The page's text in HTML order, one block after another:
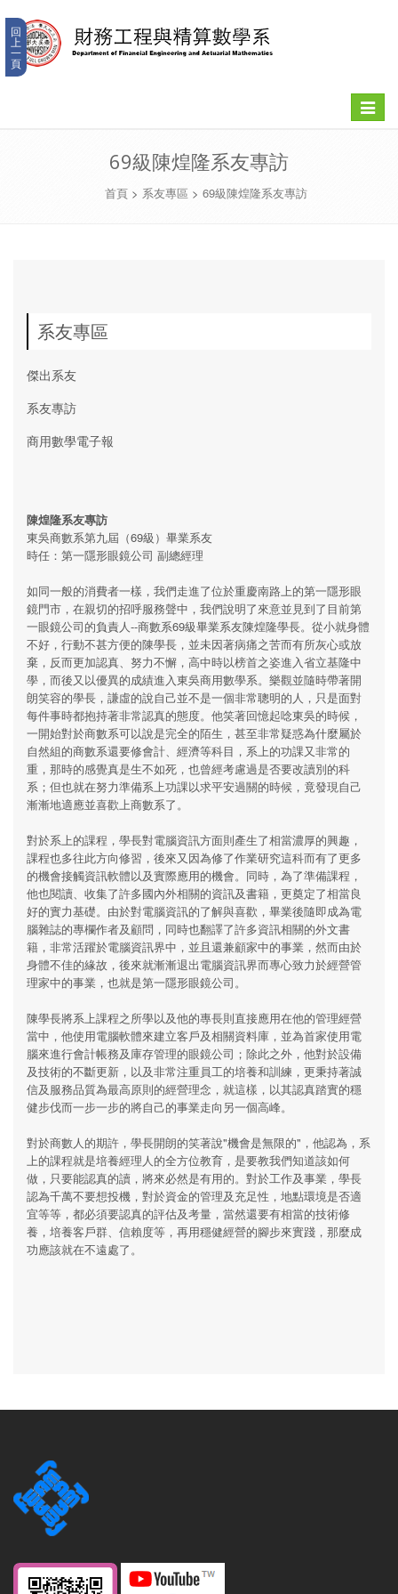
回
上
一
頁
Toggle
69級陳煌隆系友專訪
首頁> 系友專區 > 69級陳煌隆系友專訪
系友專區
傑出系友
系友專訪
商用數學電子報
陳煌隆系友專訪
東吳商數系第九屆（69級）畢業系友
時任：第一隱形眼鏡公司 副總經理
如同一般的消費者一樣，我們走進了位於重慶南路上的第一隱形眼
鏡門市，在親切的招呼服務聲中，我們說明了來意並見到了目前第
一眼鏡公司的負責人--商數系69級畢業系友陳煌隆學長。從小就身體
不好，行動不甚方便的陳學長，並未因著病痛之苦而有所灰心或放
棄，反而更加認真、努力不懈，高中時以榜首之姿進入省立基隆中
學，而後又以優異的成績進入東吳商用數學系。樂觀並隨時帶著開
朗笑容的學長，謙虛的說自己並不是一個非常聰明的人，只是面對
每件事時都抱持著非常認真的態度。他笑著回憶起唸東吳的時候，
一開始對於商數系可以說是完全的陌生，甚至非常疑惑為什麼屬於
自然組的商數系還要修會計、經濟等科目，系上的功課又非常的
重，那時的感覺真是生不如死，也曾經考慮過是否要改讀別的科
系；但也就在努力準備系上功課以求平安過關的時候，竟發現自己
漸漸地適應並喜歡上商數系了。
對於系上的課程，學長對電腦資訊方面則產生了相當濃厚的興趣，
課程也多往此方向修習，後來又因為修了作業研究這科而有了更多
的機會接觸資訊軟體以及實際應用的機會。同時，為了準備課程，
他也閱讀、收集了許多國內外相關的資訊及書籍，更奠定了相當良
好的實力基礎。由於對電腦資訊的了解與喜歡，畢業後隨即成為電
腦雜誌的專欄作者及顧問，同時也翻譯了許多資訊相關的外文書
籍，非常活躍於電腦資訊界中，並且還兼顧家中的事業，然而由於
身體不佳的緣故，後來就漸漸退出電腦資訊界而專心致力於經營管
理家中的事業，也就是第一隱形眼鏡公司。
陳學長將系上課程之所學以及他的專長則直接應用在他的管理經營
當中，他使用電腦軟體來建立客戶及相關資料庫，並為首家使用電
腦來進行會計帳務及庫存管理的眼鏡公司；除此之外，他對於設備
及技術的不斷更新，以及非常注重員工的培養和訓練，更秉持著誠
信及服務品質為最高原則的經營理念，就這樣，以其認真踏實的穩
健步伐而一步一步的將自己的事業走向另一個高峰。
對於商數人的期許，學長開朗的笑著說"機會是無限的"，他認為，系
上的課程就是培養經理人的全方位教育，是要教我們知道該如何
做，只要能認真的讀，將來必然是有用的。對於工作及事業，學長
認為千萬不要想投機，對於資金的管理及充足性，地點環境是否適
宜等等，都必須要認真的評估及考量，當然還要有相當的技術修
養，培養客戶群、信賴度等，再用穩健經營的腳步來實踐，那麼成
功應該就在不遠處了。